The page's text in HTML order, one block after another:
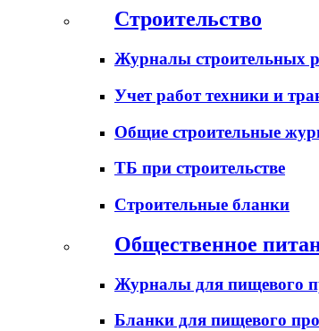
Строительство
Журналы строительных
Учет работ техники и
Общие строительные
ТБ при строительстве
Строительные бланки
Общественное
Журналы для пищевого
Бланки для пищевого